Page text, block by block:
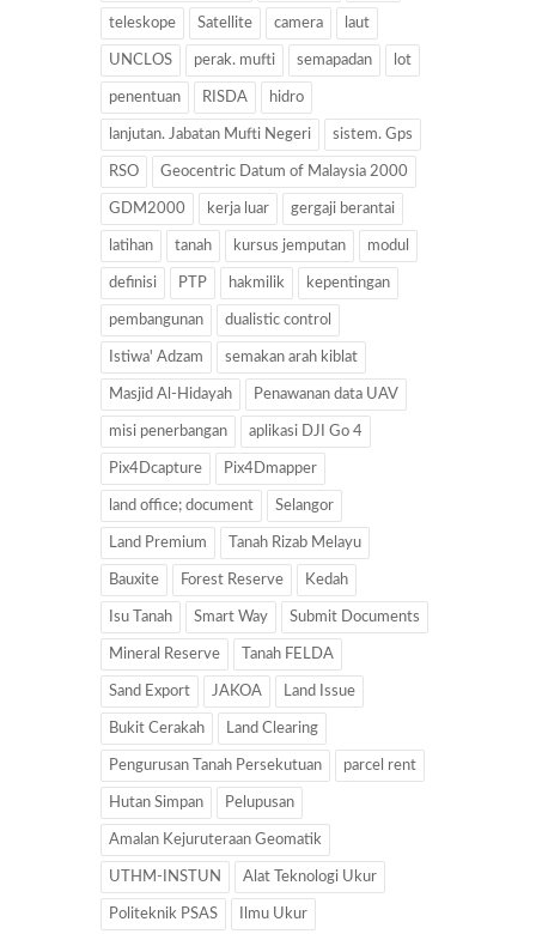
teleskope Satellite camera laut
UNCLOS perak. mufti semapadan lot
penentuan RISDA hidro
lanjutan. Jabatan Mufti Negeri sistem. Gps
RSO Geocentric Datum of Malaysia 2000
GDM2000 kerja luar gergaji berantai
latihan tanah kursus jemputan modul
definisi PTP hakmilik kepentingan
pembangunan dualistic control
Istiwa' Adzam semakan arah kiblat
Masjid Al-Hidayah Penawanan data UAV
misi penerbangan aplikasi DJI Go 4
Pix4Dcapture Pix4Dmapper
land office; document Selangor
Land Premium Tanah Rizab Melayu
Bauxite Forest Reserve Kedah
Isu Tanah Smart Way Submit Documents
Mineral Reserve Tanah FELDA
Sand Export JAKOA Land Issue
Bukit Cerakah Land Clearing
Pengurusan Tanah Persekutuan parcel rent
Hutan Simpan Pelupusan
Amalan Kejuruteraan Geomatik
UTHM-INSTUN Alat Teknologi Ukur
Politeknik PSAS Ilmu Ukur